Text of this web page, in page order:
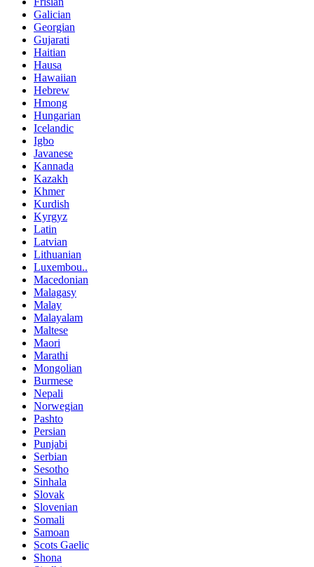
Galician
Georgian
Gujarati
Haitian
Hausa
Hawaiian
Hebrew
Hmong
Hungarian
Icelandic
Igbo
Javanese
Kannada
Kazakh
Khmer
Kurdish
Kyrgyz
Latin
Latvian
Lithuanian
Luxembou..
Macedonian
Malagasy
Malay
Malayalam
Maltese
Maori
Marathi
Mongolian
Burmese
Nepali
Norwegian
Pashto
Persian
Punjabi
Serbian
Sesotho
Sinhala
Slovak
Slovenian
Somali
Samoan
Scots Gaelic
Shona